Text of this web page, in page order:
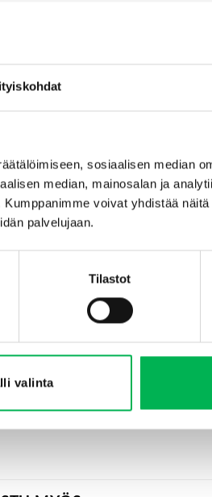
sosiaalisen median
median, mainosalan ja
voivat yhdistää
palvelujaan.
Tilastot
valinta
PITÄÄ...
€ 9.90